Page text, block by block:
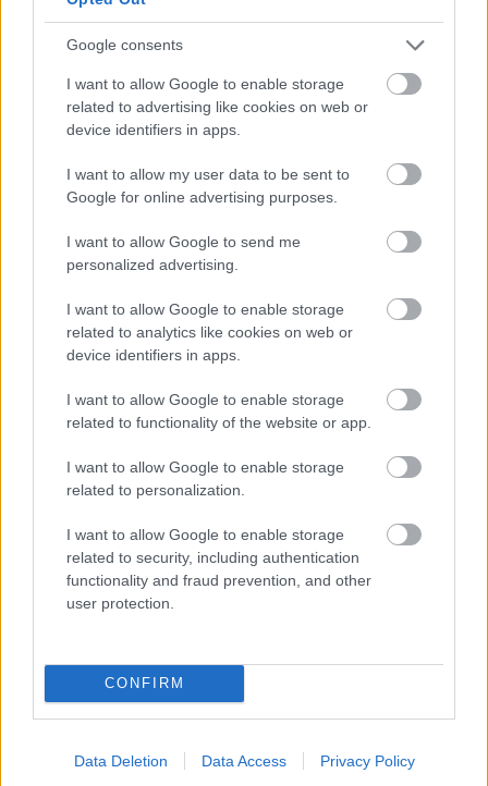
Google consents
I want to allow Google to enable storage
related to advertising like cookies on web or
device identifiers in apps.
I want to allow my user data to be sent to
Google for online advertising purposes.
I want to allow Google to send me
personalized advertising.
I want to allow Google to enable storage
related to analytics like cookies on web or
device identifiers in apps.
I want to allow Google to enable storage
related to functionality of the website or app.
I want to allow Google to enable storage
related to personalization.
I want to allow Google to enable storage
related to security, including authentication
functionality and fraud prevention, and other
user protection.
CONFIRM
Data Deletion Data Access Privacy Policy
Frozen yogurt ή παγωτό; Ποιο είναι τελικά πιο υγιεινό
Η Apple αποφασίζει ποιος μένει και ποιος φεύγει και
οι κανόνες δεν είναι ίδιοι για όλους